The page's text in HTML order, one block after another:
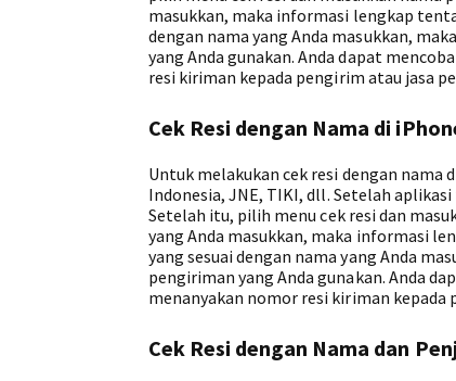
masukkan, maka informasi lengkap
dengan nama yang Anda masukkan,
yang Anda gunakan. Anda dapat
resi kiriman kepada pengirim atau jasa
Cek Resi dengan Nama di
Untuk melakukan cek resi dengan
Indonesia, JNE, TIKI, dll. Setelah
Setelah itu, pilih menu cek resi dan
yang Anda masukkan, maka informasi
yang sesuai dengan nama yang Anda
pengiriman yang Anda gunakan. Anda
menanyakan nomor resi kiriman
Cek Resi dengan Nama dan